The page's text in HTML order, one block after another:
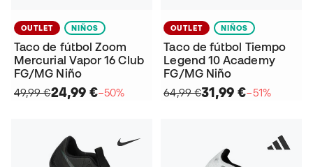
OUTLET NIÑOS
Taco de fútbol Zoom
Mercurial Vapor 16 Club
FG/MG Niño
49,99 €24,99 €−50%
OUTLET NIÑOS
Taco de fútbol Tiempo
Legend 10 Academy
FG/MG Niño
64,99 €31,99 €−51%